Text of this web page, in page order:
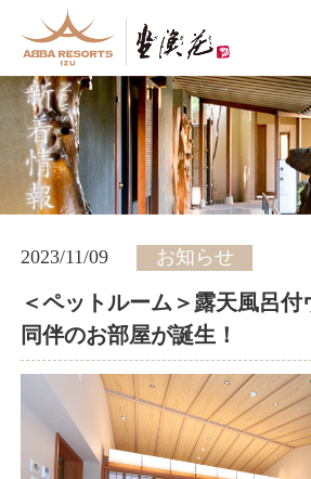
2023/11/09 お知らせ
＜ペットルーム＞露天風呂付
同伴のお部屋が誕生！